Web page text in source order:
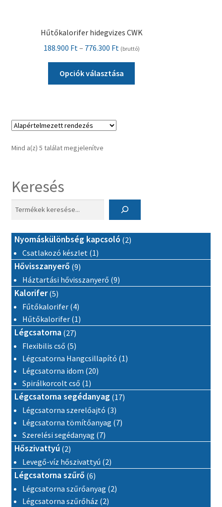
Hűtőkalorifer hidegvizes CWK
188.900 Ft – 776.300 FtÁrtartomány:
-
776.300 Ft
(bruttó)
Opciók választása
Mind a(z) 5 találat megjelenítve
Keresés
Nyomáskülönbség kapcsoló 22 termék
Csatlakozó készlet 11 termék
Hővisszanyerő 99 termék
Háztartási hővisszanyerő 99 termék
Kalorifer 55 termék
Fűtőkalorifer 44 termék
Hűtőkalorifer 11 termék
Légcsatorna 2727 termék
Flexibilis cső 55 termék
Légcsatorna Hangcsillapító 11 termék
Légcsatorna idom 2020 termék
Spirálkorcolt cső 11 termék
Légcsatorna segédanyag 1717 termék
Légcsatorna szerelőajtó 33 termék
Légcsatorna tömítőanyag 77 termék
Szerelési segédanyag 77 termék
Hőszivattyú 22 termék
Levegő-víz hőszivattyú 22 termék
Légcsatorna szűrő 66 termék
Légcsatorna szűrőanyag 22 termék
Légcsatorna szűrőház 22 termék